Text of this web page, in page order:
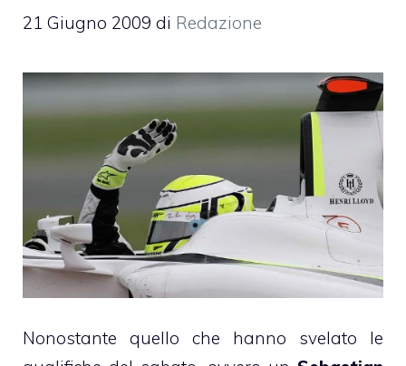
21 Giugno 2009 di Redazione
Nonostante quello che hanno svelato le